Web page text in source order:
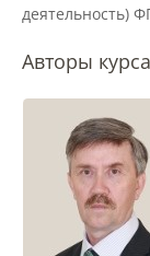
(перевода)
Доступная
деятельность)
Авторы курса